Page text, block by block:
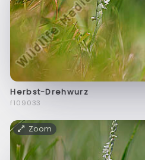
Herbst-Drehwurz
f109033
Zoom